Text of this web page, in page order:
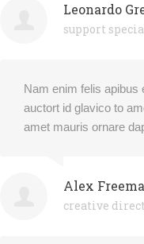
Leonardo
support
Nam enim felis apibus
auctort id glavico to
amet mauris ornare
Alex
creative